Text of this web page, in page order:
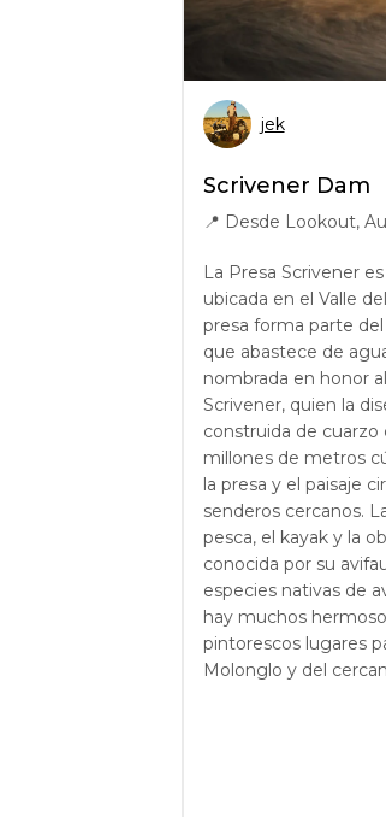
jek
Scrivener Dam
📍 Desde Lookout,
La Presa Scrivener
ubicada en el Valle
presa forma parte
que abastece de
nombrada en honor
Scrivener, quien la
construida de cuarzo
millones de metros
la presa y el paisaje
senderos cercanos.
pesca, el kayak y la
conocida por su
especies nativas de
hay muchos
pintorescos lugares
Molonglo y del